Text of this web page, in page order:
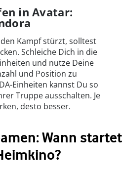
in Avatar:
Kampf stürzt, solltest
Schleiche Dich in die
und nutze Deine
und Position zu
Einheiten kannst Du so
Truppe ausschalten. Je
desto besser.
Wann startet